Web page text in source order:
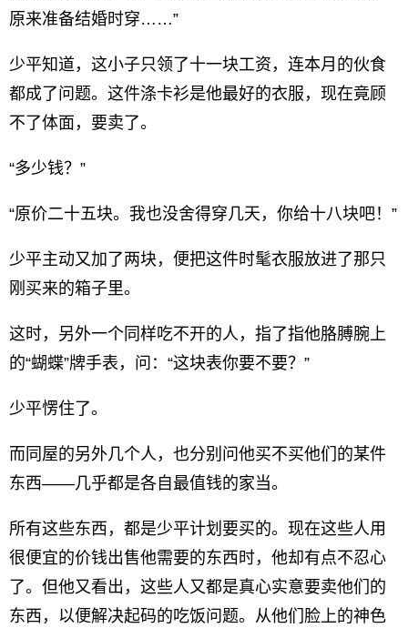
原来准备结婚时穿……”
少平知道，这小子只领了十一块工资，连本月的伙食
都成了问题。这件涤卡衫是他最好的衣服，现在竟顾
不了体面，要卖了。
“多少钱？”
“原价二十五块。我也没舍得穿几天，你给十八块吧！”
少平主动又加了两块，便把这件时髦衣服放进了那只
刚买来的箱子里。
这时，另外一个同样吃不开的人，指了指他胳膊腕上
的“蝴蝶”牌手表，问：“这块表你要不要？”
少平愣住了。
而同屋的另外几个人，也分别问他买不买他们的某件
东西——几乎都是各自最值钱的家当。
所有这些东西，都是少平计划要买的。现在这些人用
很便宜的价钱出售他需要的东西时，他却有点不忍心
了。但他又看出，这些人又都是真心实意要卖他们的
东西，以便解决起码的吃饭问题。从他们脸上的神色